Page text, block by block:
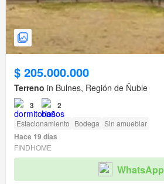
$ 205.000.000
Terreno in Bulnes, Región de Ñuble
3 2
Estacionamiento Bodega Sin amueblar
Hace 19 días
FINDHOME
WhatsApp